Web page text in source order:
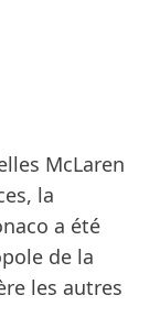
McLaren
la
a été
de la
les autres